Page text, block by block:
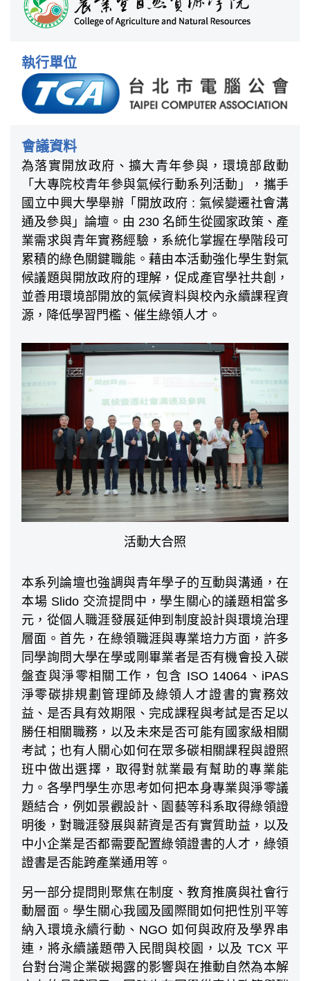
執行單位
會議資料
為落實開放政府、擴大青年參與，環境部啟動
「大專院校青年參與氣候行動系列活動」，攜手
國立中興大學舉辦「開放政府 : 氣候變遷社會溝
通及參與」論壇。由 230 名師生從國家政策、產
業需求與青年實務經驗，系統化掌握在學階段可
累積的綠色關鍵職能。藉由本活動強化學生對氣
候議題與開放政府的理解，促成產官學社共創，
並善用環境部開放的氣候資料與校內永續課程資
源，降低學習門檻、催生綠領人才。
活動大合照
本系列論壇也強調與青年學子的互動與溝通，在
本場 Slido 交流提問中，學生關心的議題相當多
元，從個人職涯發展延伸到制度設計與環境治理
層面。首先，在綠領職涯與專業培力方面，許多
同學詢問大學在學或剛畢業者是否有機會投入碳
盤查與淨零相關工作，包含 ISO 14064、iPAS
淨零碳排規劃管理師及綠領人才證書的實務效
益、是否具有效期限、完成課程與考試是否足以
勝任相關職務，以及未來是否可能有國家級相關
考試；也有人關心如何在眾多碳相關課程與證照
班中做出選擇，取得對就業最有幫助的專業能
力。各學門學生亦思考如何把本身專業與淨零議
題結合，例如景觀設計、園藝等科系取得綠領證
明後，對職涯發展與薪資是否有實質助益，以及
中小企業是否都需要配置綠領證書的人才，綠領
證書是否能跨產業通用等。
另一部分提問則聚焦在制度、教育推廣與社會行
動層面。學生關心我國及國際間如何把性別平等
納入環境永續行動、NGO 如何與政府及學界串
連，將永續議題帶入民間與校園，以及 TCX 平
台對台灣企業碳揭露的影響與在推動自然為本解